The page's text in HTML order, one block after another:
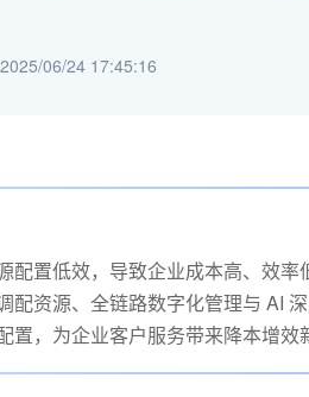
2025/06/24 17:45:16
配置低效，导致企业成本高、效
配资源、全链路数字化管理与 AI
，为企业客户服务带来降本增效